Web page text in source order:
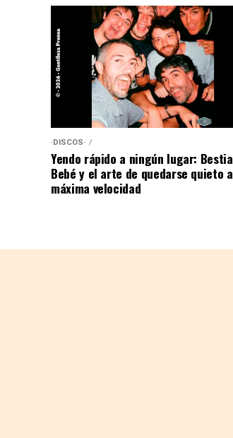
·DISCOS·
Yendo rápido a ningún lugar: Bestia
Bebé y el arte de quedarse quieto a
máxima velocidad